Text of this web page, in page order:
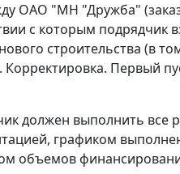
ОАО "МН "Дружба"
с которым подрядчик
строительства (в
Первый
должен выполнить
графиком
объемов